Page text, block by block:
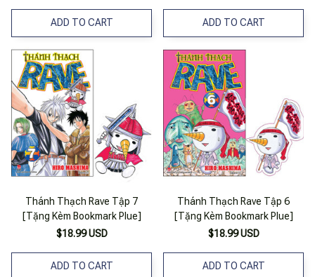
ADD TO CART ADD TO CART
Thánh Thạch Rave Tập 7
[Tặng Kèm Bookmark Plue]
$18.99 USD
ADD TO CART
Thánh Thạch Rave Tập 6
[Tặng Kèm Bookmark Plue]
$18.99 USD
ADD TO CART